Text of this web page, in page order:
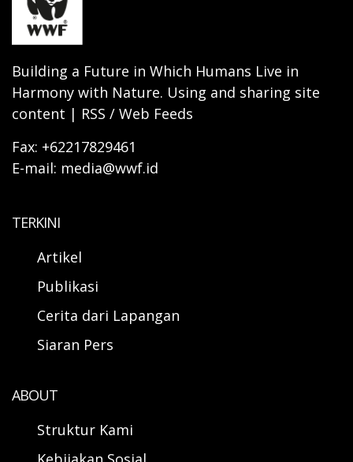
Building a Future in Which Humans Live in
Harmony with Nature. Using and sharing site
content | RSS / Web Feeds
Fax: +62217829461
E-mail: media@wwf.id
TERKINI
Artikel
Publikasi
Cerita dari Lapangan
Siaran Pers
ABOUT
Struktur Kami